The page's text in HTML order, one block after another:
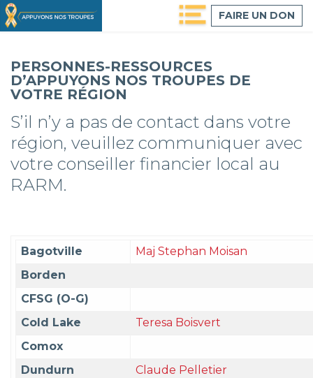
Passer
au
FAIRE UN DON
PERSONNES-RESSOURCES
D’APPUYONS NOS TROUPES DE
VOTRE RÉGION
S’il n’y a pas de contact dans votre
région, veuillez communiquer avec
votre conseiller financier local au
RARM.
Bagotville
Maj Stephan Moisan
Borden
CFSG (O-G)
Cold Lake
Teresa Boisvert
Comox
Dundurn
Claude Pelletier